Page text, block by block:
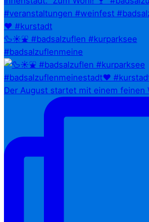
🦆☀️⛲ #badsalzuflen #kurparksee
#badsalzuflenmeine
Der August startet mit einem feinen